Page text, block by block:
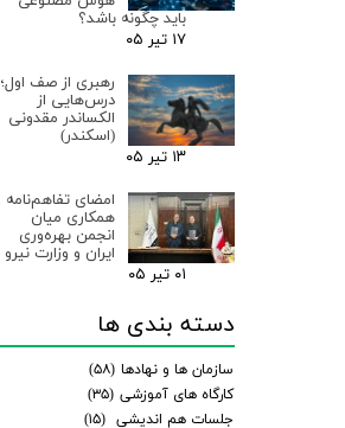
باید چگونه باشد؟
۱۷ تیر ۰۵
رهبری از صف اول؛
درس‌هایی از
الکساندر مقدونی
(اسکندر)
۱۳ تیر ۰۵
امضای تفاهم‌نامه
همکاری میان
انجمن بهره‌وری
ایران و وزارت نیرو
۰۱ تیر ۰۵
دسته بندی ها
سازمان ها و نهادها (۵۸)
کارگاه های آموزشی (۳۵)
جلسات هم اندیشی (۱۵)